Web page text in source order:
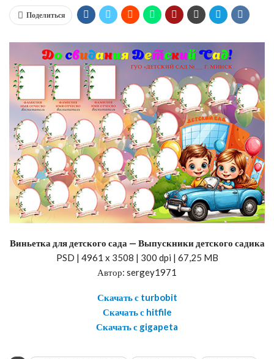
Поделиться
Виньетка для детского сада — Выпускники детского садика
PSD | 4961 x 3508 | 300 dpi | 67,25 MB
Автор: sergey1971
Скачать с turbobit
Скачать с hitfile
Скачать с gigapeta